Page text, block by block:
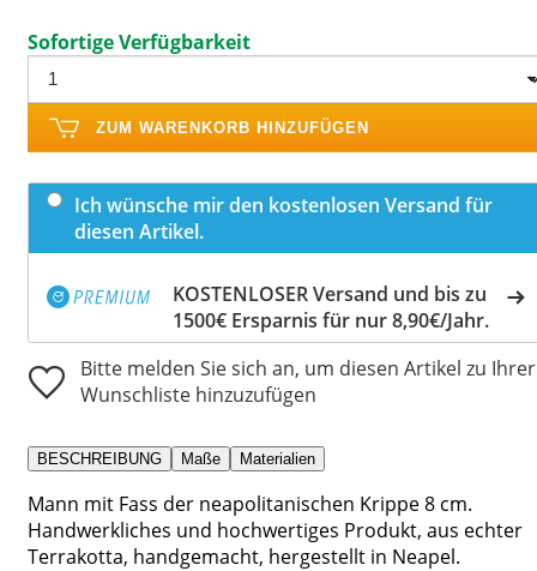
Sofortige Verfügbarkeit
ZUM WARENKORB HINZUFÜGEN
Ich wünsche mir den kostenlosen Versand für
diesen Artikel.
KOSTENLOSER Versand und bis zu
1500€ Ersparnis für nur 8,90€/Jahr.
Bitte melden Sie sich an, um diesen Artikel zu Ihrer
Wunschliste hinzuzufügen
BESCHREIBUNG Maße Materialien
Mann mit Fass der neapolitanischen Krippe 8 cm.
Handwerkliches und hochwertiges Produkt, aus echter
Terrakotta, handgemacht, hergestellt in Neapel.